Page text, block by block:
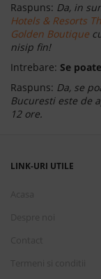
Raspuns: Da, in
Hotels & Resorts
Golden Boutique
nisip fin!
Intrebare: Se
Raspuns: Da, se
Bucuresti este de
12 ore.
LINK-URI UTILE